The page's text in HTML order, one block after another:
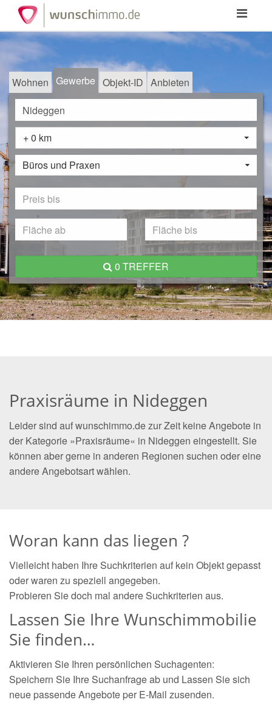
Toggle
Wohnen Gewerbe Objekt-ID Anbieten
+ 0 km
Büros und Praxen
0 TREFFER
Praxisräume in Nideggen
Leider sind auf wunschimmo.de zur Zeit keine Angebote in
der Kategorie »Praxisräume« in Nideggen eingestellt. Sie
können aber gerne in anderen Regionen suchen oder eine
andere Angebotsart wählen.
Woran kann das liegen ?
Vielleicht haben Ihre Suchkriterien auf kein Objekt gepasst
oder waren zu speziell angegeben.
Probieren Sie doch mal andere Suchkriterien aus.
Lassen Sie Ihre Wunschimmobilie
Sie finden…
Aktivieren Sie Ihren persönlichen Suchagenten:
Speichern Sie Ihre Suchanfrage ab und Lassen Sie sich
neue passende Angebote per E-Mail zusenden.